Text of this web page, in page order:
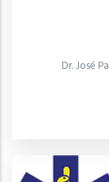
Dr. José